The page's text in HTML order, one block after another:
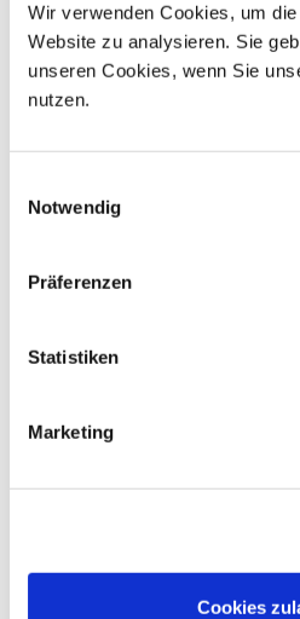
Wir verwenden Cookies, um
Website zu analysieren. Sie
unseren Cookies, wenn Sie
nutzen.
Notwendig
Präferenzen
Statistiken
Marketing
Cookies
17 19
24 25 26 27